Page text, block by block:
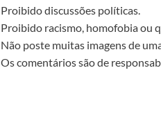
Proibido discussões políticas.
Proibido racismo, homofobia ou
Não poste muitas imagens de
Os comentários são de